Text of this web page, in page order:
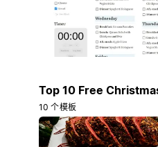
Top 10 Free
10 个模板